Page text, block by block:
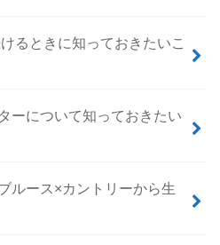
るときに知っておきたいこ
ーについて知っておきたい
ルース×カントリーから生